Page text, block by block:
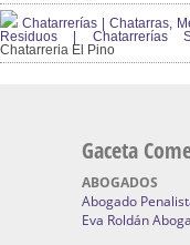
Chatarrerías | Chatarras,
Residuos | Chatarrerías
Chatarreria El Pino
Gaceta
ABOGADOS
Abogado
Eva Roldán